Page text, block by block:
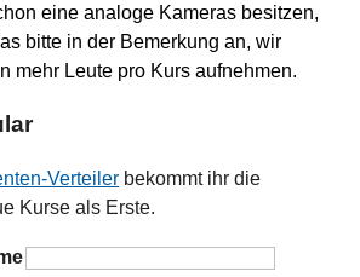
eine analoge Kameras besitzen,
bitte in der Bemerkung an, wir
mehr Leute pro Kurs aufnehmen.
Verteiler bekommt ihr die
Kurse als Erste.